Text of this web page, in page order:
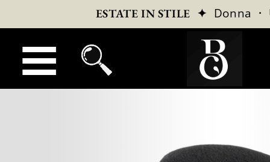
ESTATE IN STILE ✦ Donna ·